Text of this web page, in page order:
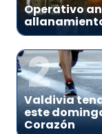
Operativo
2
Valdivia
este
Corazón